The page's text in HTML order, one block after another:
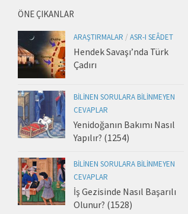
ÖNE ÇIKANLAR
ARAŞTIRMALAR / ASR-I SEÂDET
Hendek Savaşı’nda Türk
Çadırı
BILINEN SORULARA BILINMEYEN
CEVAPLAR
Yenidoğanın Bakımı Nasıl
Yapılır? (1254)
BILINEN SORULARA BILINMEYEN
CEVAPLAR
İş Gezisinde Nasıl Başarılı
Olunur? (1528)